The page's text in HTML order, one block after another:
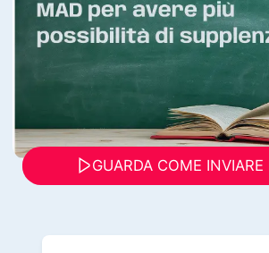
GUARDA COME